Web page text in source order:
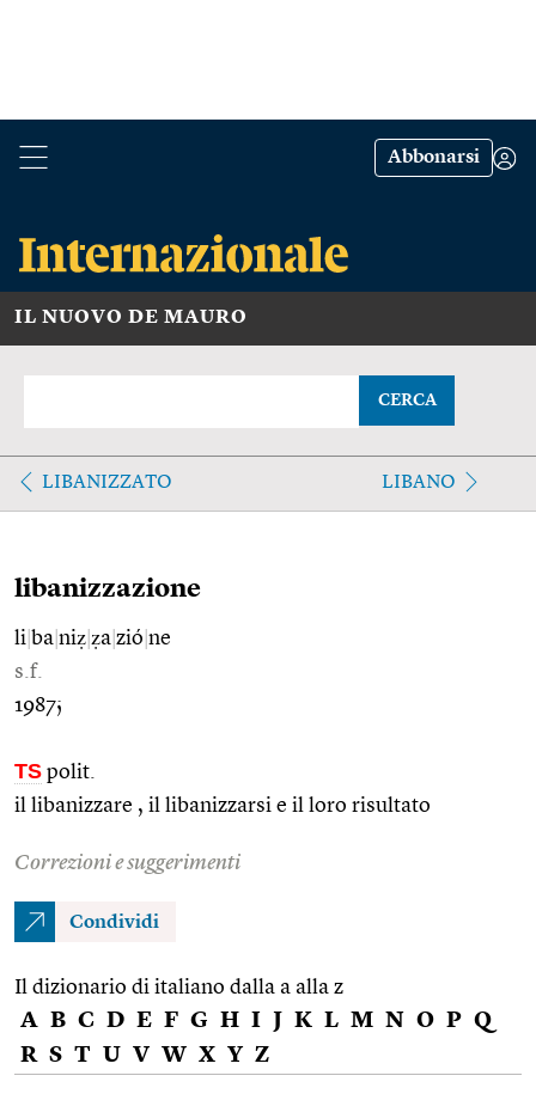
Abbonarsi
IL NUOVO DE MAURO
CERCA
LIBANIZZATO LIBANO
libanizzazione
li ba niẓ ẓa zió ne
s.f.
1987;
TS polit.
il libanizzare , il libanizzarsi e il loro risultato
Correzioni e suggerimenti
Condividi
Il dizionario di italiano dalla a alla z
A B C D E F G H I J K L M N O P Q
R S T U V W X Y Z